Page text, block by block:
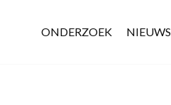
ONDERZOEK NIEUWS